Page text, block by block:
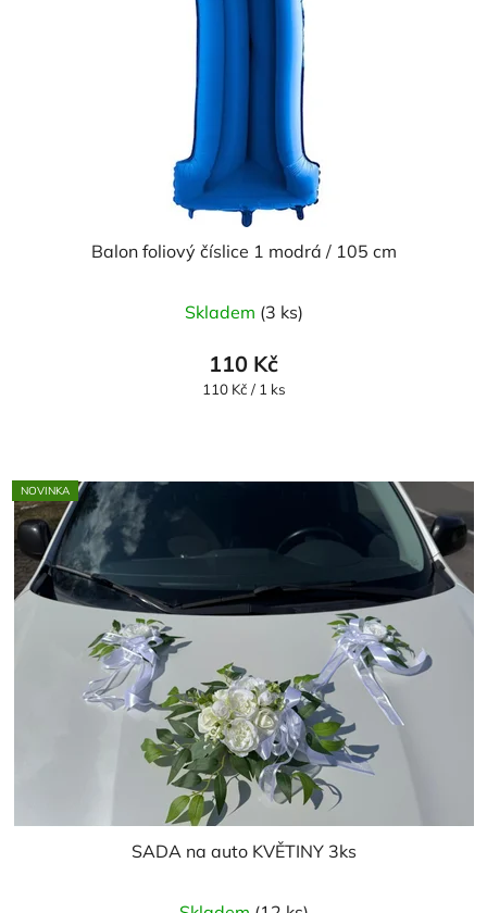
Balon foliový číslice 1 modrá / 105 cm
hodnocení
produktu
je
Skladem (3 ks)
110 Kč
Měrná
110 Kč / 1 ks
NOVINKA
SADA na auto KVĚTINY 3ks